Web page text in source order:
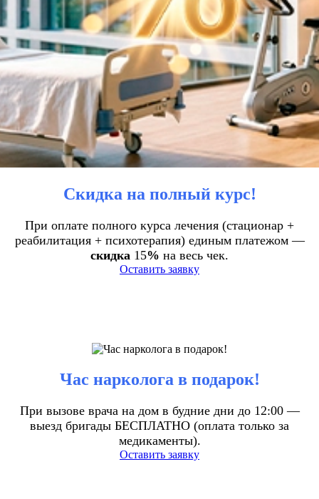
Скидка на полный курс!
При оплате полного курса лечения (стационар +
реабилитация + психотерапия) единым платежом —
скидка 15% на весь чек.
Оставить заявку
Час нарколога в подарок!
При вызове врача на дом в будние дни до 12:00 —
выезд бригады БЕСПЛАТНО (оплата только за
медикаменты).
Оставить заявку